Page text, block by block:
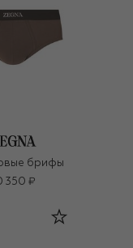
брифы
350 ₽